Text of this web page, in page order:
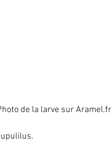
Photo de la larve sur